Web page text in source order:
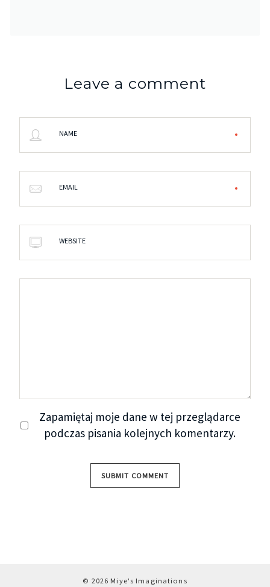
Leave a comment
NAME
EMAIL
WEBSITE
Zapamiętaj moje dane w tej przeglądarce
podczas pisania kolejnych komentarzy.
© 2026 Miye's Imaginations